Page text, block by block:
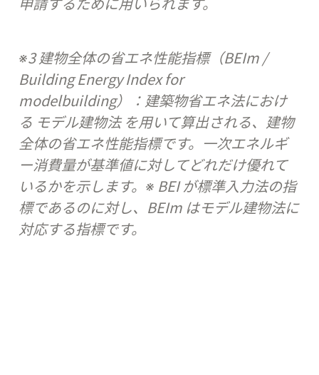
※3 建物全体の省エネ性能指標（BEIm /
Building Energy Index for
modelbuilding）：建築物省エネ法におけ
る モデル建物法 を用いて算出される、建物
全体の省エネ性能指標です。一次エネルギ
ー消費量が基準値に対してどれだけ優れて
いるかを示します。※ BEI が標準入力法の指
標であるのに対し、BEIm はモデル建物法に
対応する指標です。